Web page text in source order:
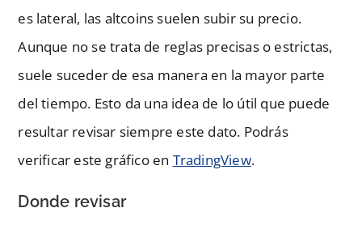
es lateral, las altcoins suelen subir su precio.
Aunque no se trata de reglas precisas o estrictas,
suele suceder de esa manera en la mayor parte
del tiempo. Esto da una idea de lo útil que puede
resultar revisar siempre este dato. Podrás
verificar este gráfico en TradingView.
Donde revisar